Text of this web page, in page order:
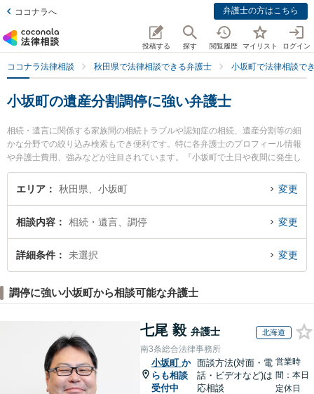
ココナラへ 弁護士の方はこちら
投稿する 探す 閲覧履歴 マイリスト ログイン
ココナラ法律相談 秋田県で法律相談できる弁護士 小坂町で法律相談で
小坂町の遺産分割調停に強い弁護士
相続・遺言に関係する家族間の相続トラブルや認知症の相続、遺産分割等の細
かな分野での絞り込み検索もでき便利です。特に各弁護士のプロフィール情報
や弁護士費用、強みなどが注目されています。『小坂町で土日や夜間に発生し
た遺産分割調停のトラブルを今すぐに弁護士に相談したい』『遺産分割調停の
トラブル解決の実績豊富な近くの弁護士を検索したい』『初回相談無料で遺産
エリア 秋田県、小坂町 変更
相談内容 相続・遺言、調停 変更
詳細条件 未選択 変更
調停に強い小坂町から相談可能な弁護士
七尾 毅 弁護士 北海道
南3条総合法律事務所
小坂町 か
らも相談
受付中
面談方法(対面・電
話・ビデオなど)は
応相談
営業時
間：本日
定休日